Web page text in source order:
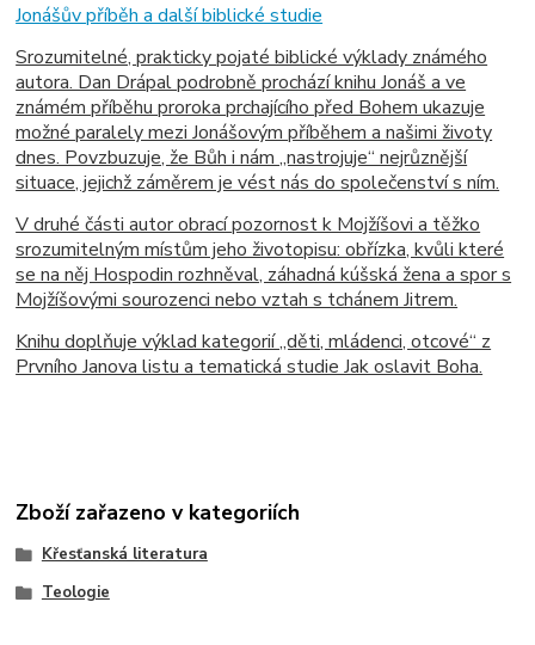
Jonášův příběh a další biblické studie
Srozumitelné, prakticky pojaté biblické výklady známého
autora. Dan Drápal podrobně prochází knihu Jonáš a ve
známém příběhu proroka prchajícího před Bohem ukazuje
možné paralely mezi Jonášovým příběhem a našimi životy
dnes. Povzbuzuje, že Bůh i nám „nastrojuje“ nejrůznější
situace, jejichž záměrem je vést nás do společenství s ním.
V druhé části autor obrací pozornost k Mojžíšovi a těžko
srozumitelným místům jeho životopisu: obřízka, kvůli které
se na něj Hospodin rozhněval, záhadná kúšská žena a spor s
Mojžíšovými sourozenci nebo vztah s tchánem Jitrem.
Knihu doplňuje výklad kategorií „děti, mládenci, otcové“ z
Prvního Janova listu a tematická studie Jak oslavit Boha.
Zboží zařazeno v kategoriích
Křesťanská literatura
Teologie